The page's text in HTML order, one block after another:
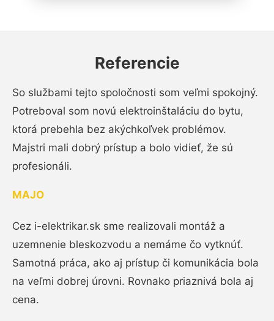
Referencie
So službami tejto spoločnosti som veľmi spokojný.
Potreboval som novú elektroinštaláciu do bytu,
ktorá prebehla bez akýchkoľvek problémov.
Majstri mali dobrý prístup a bolo vidieť, že sú
profesionáli.
MAJO
Cez i-elektrikar.sk sme realizovali montáž a
uzemnenie bleskozvodu a nemáme čo vytknúť.
Samotná práca, ako aj prístup či komunikácia bola
na veľmi dobrej úrovni. Rovnako priaznivá bola aj
cena.